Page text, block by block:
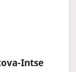
Intse